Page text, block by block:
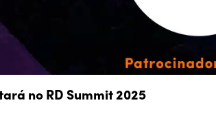
no RD Summit 2025